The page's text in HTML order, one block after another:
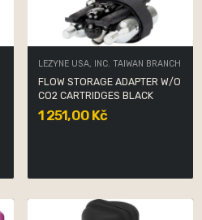
LEZYNE USA, INC. TAIWAN BRANCH
FLOW STORAGE ADAPTER W/O
CO2 CARTRIDGES BLACK
1 251,00 Kč